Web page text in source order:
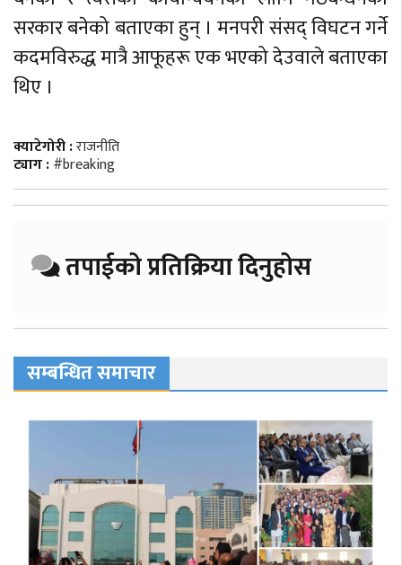
सरकार बनेको बताएका हुन् । मनपरी संसद् विघटन गर्ने
कदमविरुद्ध मात्रै आफूहरू एक भएको देउवाले बताएका
थिए ।
क्याटेगोरी :राजनीति
ट्याग :#breaking
तपाईको प्रतिक्रिया दिनुहोस
सम्बन्धित समाचार